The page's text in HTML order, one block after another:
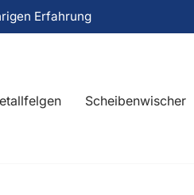
Erfahrung
Scheibenwischer